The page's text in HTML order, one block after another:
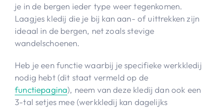
je in de bergen ieder type weer tegenkomen.
Laagjes kledij die je bij kan aan- of uittrekken zijn
ideaal in de bergen, net zoals stevige
wandelschoenen.
Heb je een functie waarbij je specifieke werkkledij
nodig hebt (dit staat vermeld op de
functiepagina), neem van deze kledij dan ook een
3-tal setjes mee (werkkledij kan dagelijks